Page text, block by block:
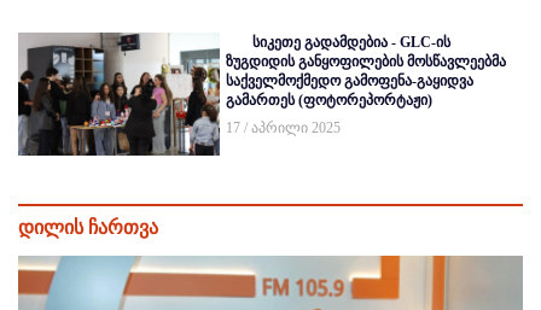
სიკეთე გადამდებია - GLC-ის
ზუგდიდის განყოფილების მოსწავლეებმა
საქველმოქმედო გამოფენა-გაყიდვა
გამართეს (ფოტორეპორტაჟი)
17 / აპრილი 2025
დილის ჩართვა